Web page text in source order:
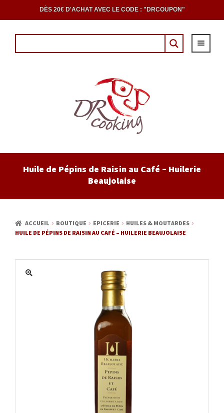
DÈS 20€ D'ACHAT AVEC LE CODE : "DRCOUPON"
ACCUEIL
MATÉRIEL
ACTUALITÉS
Huile de Pépins de Raisin au Café – Huilerie
Beaujolaise
ACCUEIL BOUTIQUE EPICERIE
HUILES & MOUTARDES
HUILE DE PÉPINS DE RAISIN AU CAFÉ – HUILERIE BEAUJOLAISE